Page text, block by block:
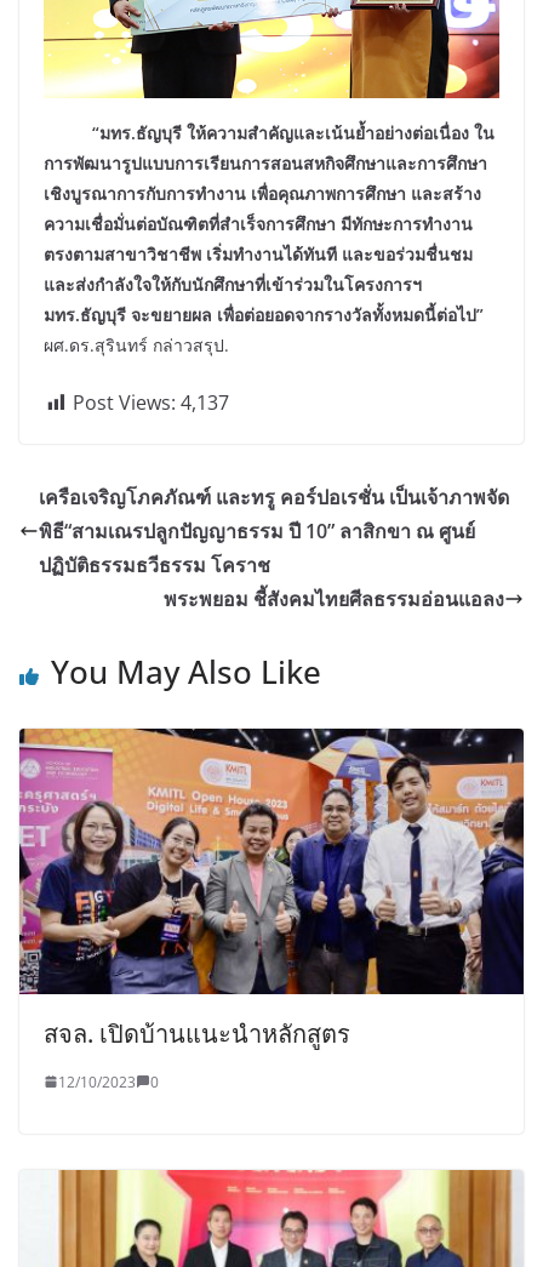
“มทร.ธัญบุรี ให้ความสำคัญและเน้นย้ำอย่างต่อเนื่อง ใน
การพัฒนารูปแบบการเรียนการสอนสหกิจศึกษาและการศึกษา
เชิงบูรณาการกับการทำงาน เพื่อคุณภาพการศึกษา และสร้าง
ความเชื่อมั่นต่อบัณฑิตที่สำเร็จการศึกษา มีทักษะการทำงาน
ตรงตามสาขาวิชาชีพ เริ่มทำงานได้ทันที และขอร่วมชื่นชม
และส่งกำลังใจให้กับนักศึกษาที่เข้าร่วมในโครงการฯ
มทร.ธัญบุรี จะขยายผล เพื่อต่อยอดจากรางวัลทั้งหมดนี้ต่อไป”
ผศ.ดร.สุรินทร์ กล่าวสรุป.
Post Views: 4,137
เครือเจริญโภคภัณฑ์ และทรู คอร์ปอเรชั่น เป็นเจ้าภาพจัด
พิธี“สามเณรปลูกปัญญาธรรม ปี 10” ลาสิกขา ณ ศูนย์
ปฏิบัติธรรมธวีธรรม โคราช
พระพยอม ชี้สังคมไทยศีลธรรมอ่อนแอลง
You May Also Like
สจล. เปิดบ้านแนะนำหลักสูตร
12/10/2023 0